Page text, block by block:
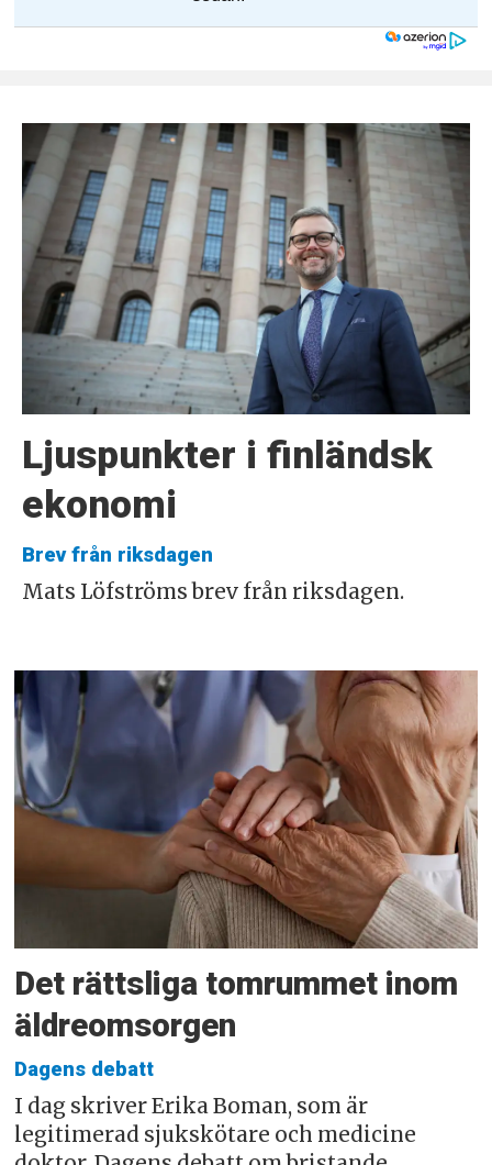
Ljuspunkter i finländsk
ekonomi
Brev från riksdagen
Mats Löfströms brev från riksdagen.
Det rättsliga tomrummet inom
äldreomsorgen
Dagens debatt
I dag skriver Erika Boman, som är
legitimerad sjukskötare och medicine